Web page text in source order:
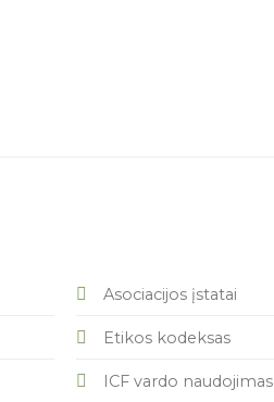
Asociacijos įstatai
Etikos kodeksas
ICF vardo naudojimas